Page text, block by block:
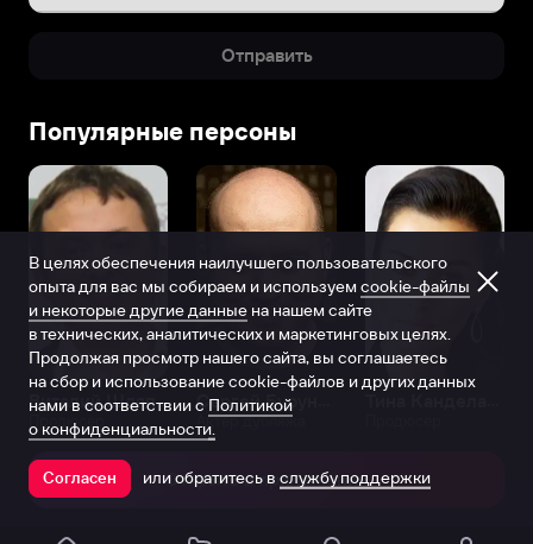
Отправить
Популярные персоны
Виталий Шляппо
Продюсер Актёр дубляжа
Открыть в приложении
В целях обеспечения наилучшего пользовательского
опыта для вас мы собираем и используем cookie-файлы
и некоторые другие данные на нашем сайте
в технических, аналитических и маркетинговых целях.
Продолжая просмотр нашего сайта, вы соглашаетесь
на сбор и использование cookie-файлов и других данных
нами в соответствии с Политикой
о конфиденциальности.
Согласен или обратитесь в службу поддержки